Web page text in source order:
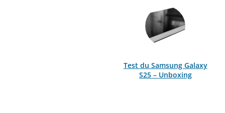
Test du Samsung Galaxy
S25 – Unboxing